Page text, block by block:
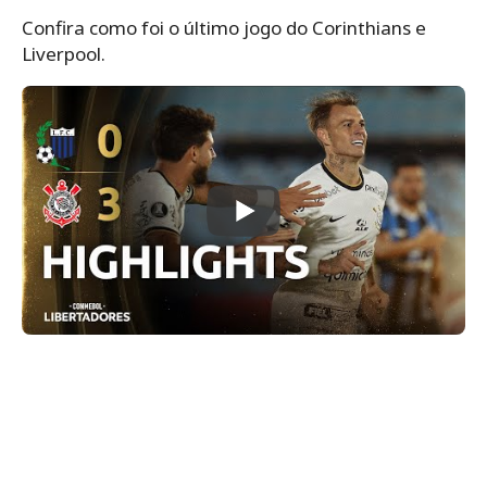
Confira como foi o último jogo do Corinthians e
Liverpool.